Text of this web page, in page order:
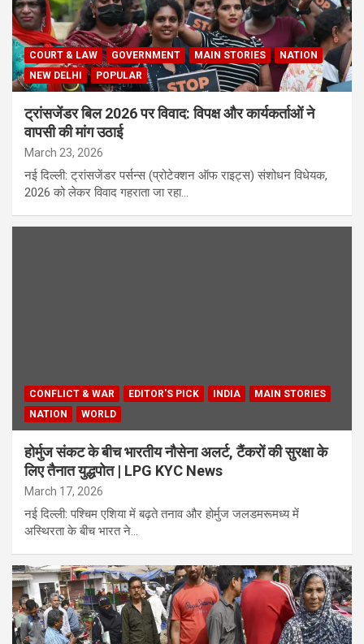
COURT & LAW GOVERNMENT MAIN STORIES
NATION
NEW DELHI
POPULAR
ट्रांसजेंडर बिल 2026 पर विवाद: विपक्ष और कार्यकर्ताओं ने
वापसी की मांग उठाई
March 23, 2026
नई दिल्ली: ट्रांसजेंडर पर्सन्स (प्रोटेक्शन ऑफ राइट्स) संशोधन विधेयक,
2026 को लेकर विवाद गहराता जा रहा…
CONFLICT & WAR EDITOR'S PICK INDIA
MAIN STORIES
NATION
WORLD
होर्मुज संकट के बीच भारतीय नौसेना अलर्ट, टैंकरों की सुरक्षा के
लिए तैनात युद्धपोत | LPG KYC News
March 17, 2026
नई दिल्ली: पश्चिम एशिया में बढ़ते तनाव और होर्मुज जलडमरूमध्य में
अस्थिरता के बीच भारत ने…